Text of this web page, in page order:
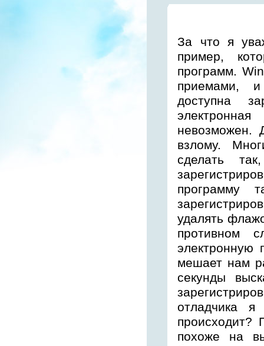
За что я
пример,
программ.
приемами, и
доступна
взлому.
сделать
программу
удалять
противном
электронную
мешает нам
секунды
отладчика
происходит?
похоже на